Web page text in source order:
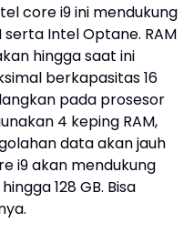
core i9 ini mendukung
Intel Optane. RAM
hingga saat ini
berkapasitas 16
pada prosesor
4 keping RAM,
data akan jauh
i9 akan mendukung
128 GB. Bisa